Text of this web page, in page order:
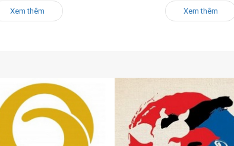
Xem thêm Xem thêm